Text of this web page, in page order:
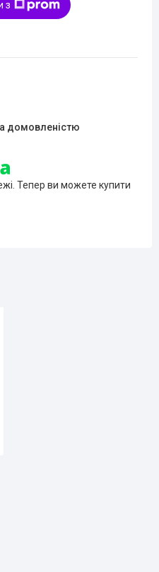
з
домовленістю
Тепер ви можете купити